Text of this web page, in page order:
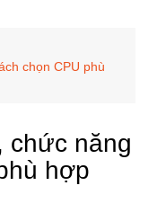
chọn CPU phù
chức năng
hợp